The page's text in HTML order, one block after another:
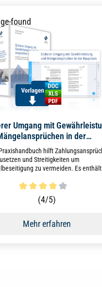
Umgang mit
in der
hilft
und Streitigkeiten um
zu vermeiden. Es enthält
sowie kommentierte
und Vorlagen nach VOB und
Bewertung von 4
(4/5)
Mehr erfahren